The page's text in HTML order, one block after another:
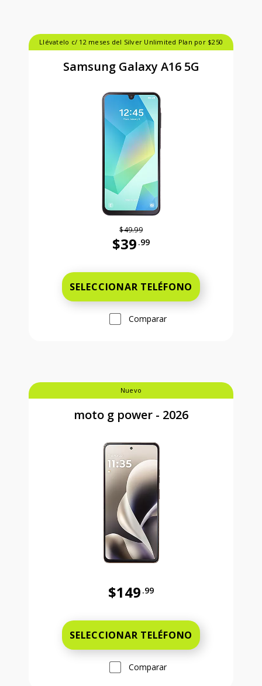
Llévatelo c/ 12 meses del Silver Unlimited Plan por $250
Samsung Galaxy A16 5G
$49.99
$39 .99
SELECCIONAR TELÉFONO
Comparar
Nuevo
moto g power - 2026
$149 .99
SELECCIONAR TELÉFONO
Comparar